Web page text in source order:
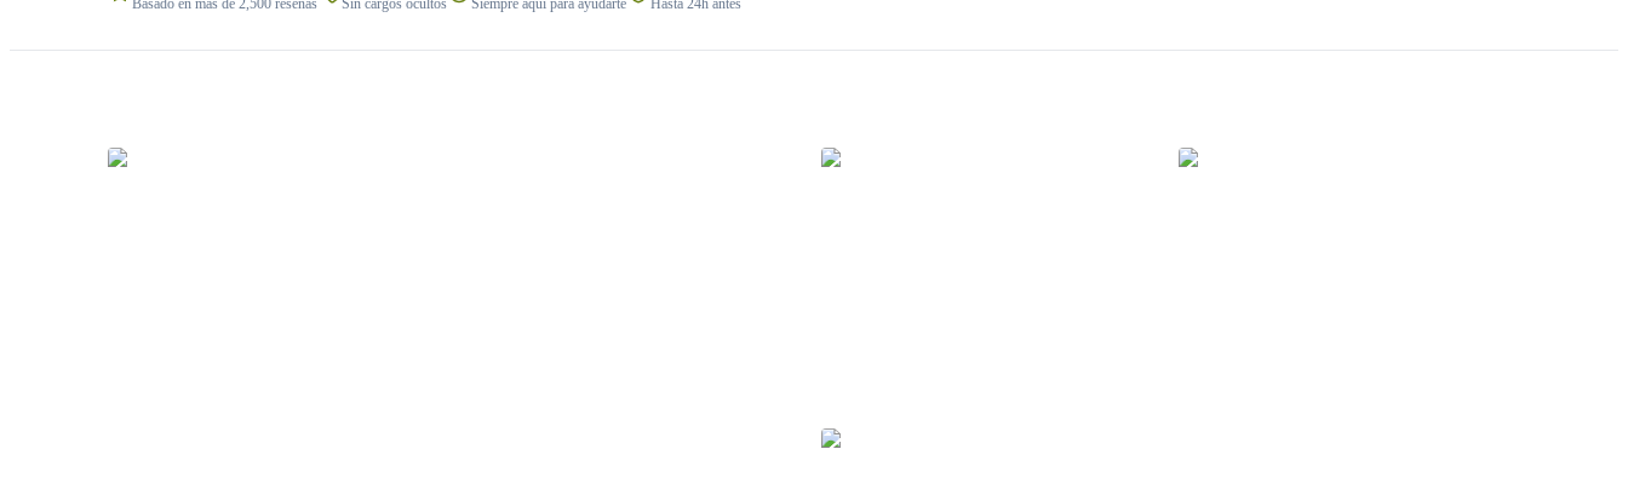
Basado en más de 2,500 reseñas Sin cargos ocultos Siempre aquí para ayudarte Hasta 24h antes